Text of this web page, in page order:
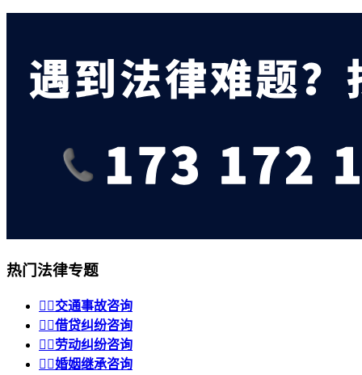
热门法律专题
 交通事故咨询
 借贷纠纷咨询
 劳动纠纷咨询
 婚姻继承咨询